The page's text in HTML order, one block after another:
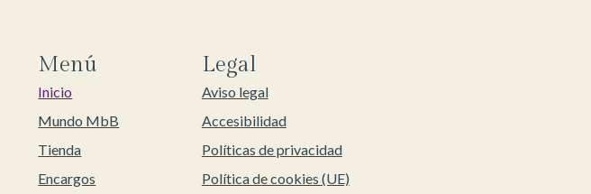
Menú
Inicio
Mundo MbB
Tienda
Encargos
Legal
Aviso legal
Accesibilidad
Políticas de privacidad
Política de cookies (UE)